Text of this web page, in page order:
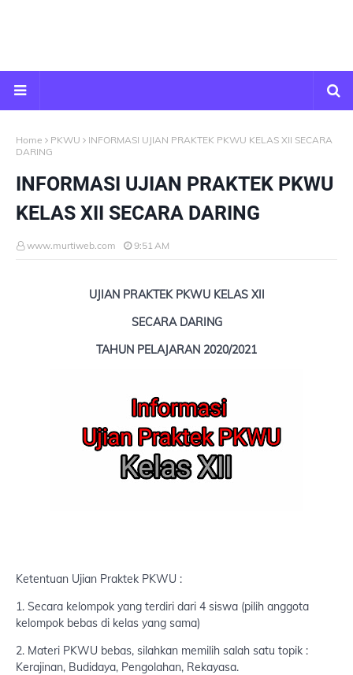
Home PKWU
INFORMASI UJIAN PRAKTEK PKWU KELAS XII SECARA
DARING
INFORMASI UJIAN PRAKTEK PKWU
KELAS XII SECARA DARING
www.murtiweb.com 9:51 AM
UJIAN PRAKTEK PKWU KELAS XII
SECARA DARING
TAHUN PELAJARAN 2020/2021
Ketentuan Ujian Praktek PKWU :
1. Secara kelompok yang terdiri dari 4 siswa (pilih anggota
kelompok bebas di kelas yang sama)
2. Materi PKWU bebas, silahkan memilih salah satu topik :
Kerajinan, Budidaya, Pengolahan, Rekayasa.